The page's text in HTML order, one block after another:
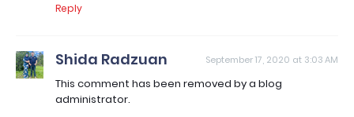
Reply
Shida Radzuan September 17, 2020 at 3:03 AM
This comment has been removed by a blog
administrator.